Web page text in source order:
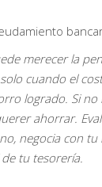
merecer la
cuando el
logrado. Si no
ahorrar.
negocia con
tu tesorería.